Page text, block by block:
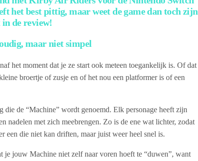
het best pittig, maar weet de game dan toch zijn
de review!
maar niet simpel
het moment dat je ze start ook meteen toegankelijk is. Of dat
broertje of zusje en of het nou een platformer is of een
de “Machine” wordt genoemd. Elk personage heeft zijn
nadelen met zich meebrengen. Zo is de ene wat lichter, zodat
een die niet kan driften, maar juist weer heel snel is.
je jouw Machine niet zelf naar voren hoeft te “duwen”, want